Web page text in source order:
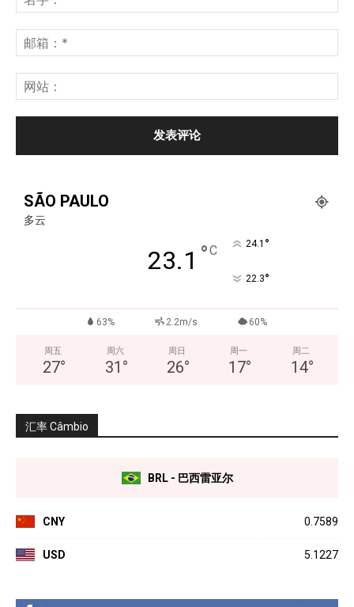
SÃO PAULO
多云
23.1 °C 24.1 °
22.3°
63% 2.2m/s 60%
周五
27°
周六
31 °
周日
26°
周一
17°
周二
14°
汇率 Câmbio
BRL - 巴西雷亚尔
CNY 0.7589
USD 5.1227